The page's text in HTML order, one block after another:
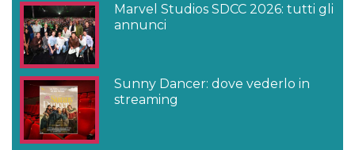
Marvel Studios SDCC 2026: tutti gli
annunci
Sunny Dancer: dove vederlo in
streaming